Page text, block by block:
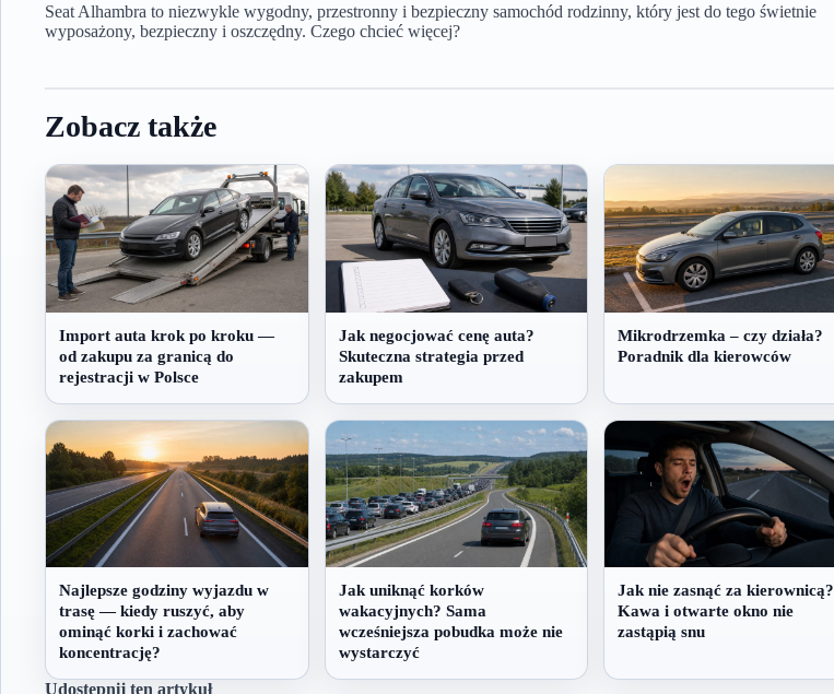
Seat Alhambra to niezwykle wygodny, przestronny i bezpieczny samochód rodzinny, który jest do tego świetnie
wyposażony, bezpieczny i oszczędny. Czego chcieć więcej?
Zobacz także
Import auta krok po kroku —
od zakupu za granicą do
rejestracji w Polsce
Jak negocjować cenę auta?
Skuteczna strategia przed
zakupem
Mikrodrzemka – czy działa?
Poradnik dla kierowców
Najlepsze godziny wyjazdu w
trasę — kiedy ruszyć, aby
ominąć korki i zachować
koncentrację?
Jak uniknąć korków
wakacyjnych? Sama
wcześniejsza pobudka może nie
wystarczyć
Jak nie zasnąć za kierownicą?
Kawa i otwarte okno nie
zastąpią snu
Udostępnij ten artykuł